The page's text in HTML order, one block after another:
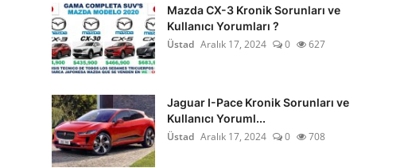
Mazda CX-3 Kronik Sorunları ve
Kullanıcı Yorumları ?
Üstad Aralık 17, 2024 0 627
Jaguar I-Pace Kronik Sorunları ve
Kullanıcı Yoruml...
Üstad Aralık 17, 2024 0 708